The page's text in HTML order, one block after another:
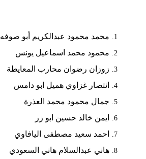
محمد محمود عبدالكريم أبو صوفه
محمود محمد اسماعيل يونس
زوزان رضوان محارب المعايطة
انتصار غزاوي هميل ابو دامس
جمال محمود محمد العذرة
ايمن خالد حسين ابو زر
احمد سعيد مصطفى اليافاوي
هاني عبدالسلام هاني السعودي